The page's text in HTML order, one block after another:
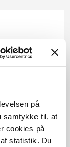
på
samtykke til, at
cookies på
statistik. Du
regler på